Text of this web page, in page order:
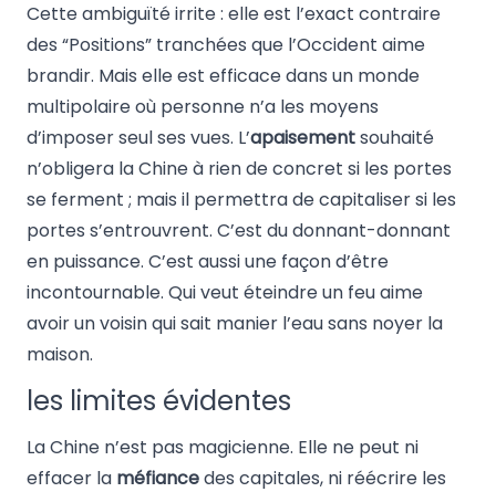
Cette ambiguïté irrite : elle est l’exact contraire
des “Positions” tranchées que l’Occident aime
brandir. Mais elle est efficace dans un monde
multipolaire où personne n’a les moyens
d’imposer seul ses vues. L’apaisementsouhaité
n’obligera la Chine à rien de concret si les portes
se ferment ; mais il permettra de capitaliser si les
portes s’entrouvrent. C’est du donnant-donnant
en puissance. C’est aussi une façon d’être
incontournable. Qui veut éteindre un feu aime
avoir un voisin qui sait manier l’eau sans noyer la
maison.
les limites évidentes
La Chine n’est pas magicienne. Elle ne peut ni
effacer la méfiancedes capitales, ni réécrire les